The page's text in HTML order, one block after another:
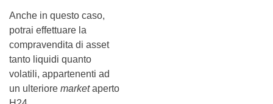
Anche in questo caso,
potrai effettuare la
compravendita di asset
tanto liquidi quanto
volatili, appartenenti ad
un ulteriore marketaperto